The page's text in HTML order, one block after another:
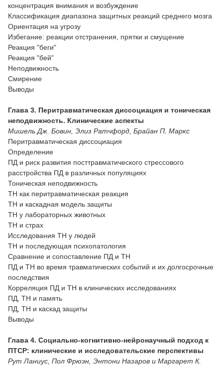
концентрация внимания и возбуждение
Классификация диапазона защитных реакций среднего мозга
Ориентация на угрозу
Избегание: реакции отстранения, прятки и смущение
Реакция "беги"
Реакция "бей"
Неподвижность
Смирение
Выводы
Глава 3. Перитравматическая диссоциация и тоническая
неподвижность. Клинические аспекты
Мишель Дж. Бовин, Элиз Ратчфорд, Брайан П. Маркс
Перитравматическая диссоциация
Определение
ПД и риск развития посттравматического стрессового
расстройства ПД в различных популяциях
Тоническая неподвижность
ТН как перитравматическая реакция
ТН и каскадная модель защиты
ТН у лабораторных животных
ТН и страх
Исследования ТН у людей
ТН и последующая психопатология
Сравнение и сопоставление ПД и ТН
ПД и ТН во время травматических событий и их долгосрочные
последствия
Корреляция ПД и ТН в клинических исследованиях
ПД, ТН и память
ПД, ТН и каскад защиты
Выводы
Глава 4. Социально-когнитивно-нейронаучный подход к
ПТСР: клинические и исследовательские перспективы
Рут Ланиус, Пол Фрюэн, Энтони Назаров и Маргарет К.